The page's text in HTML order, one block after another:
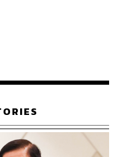
ษฎา อุปนายกสมาคมนัก
ายความ โดยเนื้อหาใน